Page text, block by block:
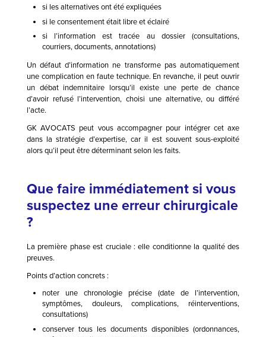
si les alternatives ont été expliquées
si le consentement était libre et éclairé
si l’information est tracée au dossier (consultations,
courriers, documents, annotations)
Un défaut d’information ne transforme pas automatiquement
une complication en faute technique. En revanche, il peut ouvrir
un débat indemnitaire lorsqu’il existe une perte de chance
d’avoir refusé l’intervention, choisi une alternative, ou différé
l’acte.
GK AVOCATS peut vous accompagner pour intégrer cet axe
dans la stratégie d’expertise, car il est souvent sous-exploité
alors qu’il peut être déterminant selon les faits.
Que faire immédiatement si vous
suspectez une erreur chirurgicale
?
La première phase est cruciale : elle conditionne la qualité des
preuves.
Points d’action concrets :
noter une chronologie précise (date de l’intervention,
symptômes, douleurs, complications, réinterventions,
consultations)
conserver tous les documents disponibles (ordonnances,